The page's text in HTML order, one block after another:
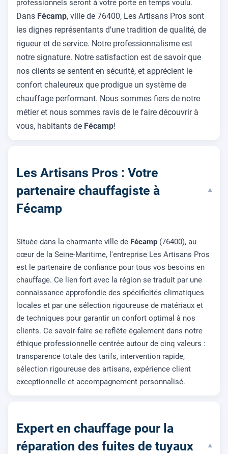
professionnels seront à votre porte en temps voulu.
Dans Fécamp, ville de 76400, Les Artisans Pros sont
les dignes représentants d'une tradition de qualité, de
rigueur et de service. Notre professionnalisme est
notre signature. Notre satisfaction est de savoir que
nos clients se sentent en sécurité, et apprécient le
confort chaleureux que prodigue un système de
chauffage performant. Nous sommes fiers de notre
métier et nous sommes ravis de le faire découvrir à
vous, habitants de Fécamp!
Les Artisans Pros : Votre
partenaire chauffagiste à
Fécamp
▾
Située dans la charmante ville de Fécamp (76400), au
cœur de la Seine-Maritime, l'entreprise Les Artisans Pros
est le partenaire de confiance pour tous vos besoins en
chauffage. Ce lien fort avec la région se traduit par une
connaissance approfondie des spécificités climatiques
locales et par une sélection rigoureuse de matériaux et
de techniques pour garantir un confort optimal à nos
clients. Ce savoir-faire se reflète également dans notre
éthique professionnelle centrée autour de cinq valeurs :
transparence totale des tarifs, intervention rapide,
sélection rigoureuse des artisans, expérience client
exceptionnelle et accompagnement personnalisé.
Expert en chauffage pour la
réparation des fuites de tuyaux
▾